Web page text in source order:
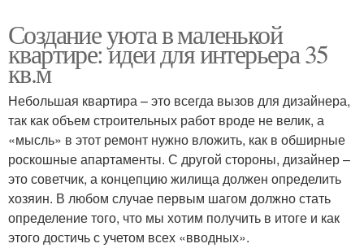
Создание уюта в маленькой
квартире: идеи для интерьера 35
кв.м
Небольшая квартира – это всегда вызов для дизайнера,
так как объем строительных работ вроде не велик, а
«мысль» в этот ремонт нужно вложить, как в обширные
роскошные апартаменты. С другой стороны, дизайнер –
это советчик, а концепцию жилища должен определить
хозяин. В любом случае первым шагом должно стать
определение того, что мы хотим получить в итоге и как
этого достичь с учетом всех «вводных».